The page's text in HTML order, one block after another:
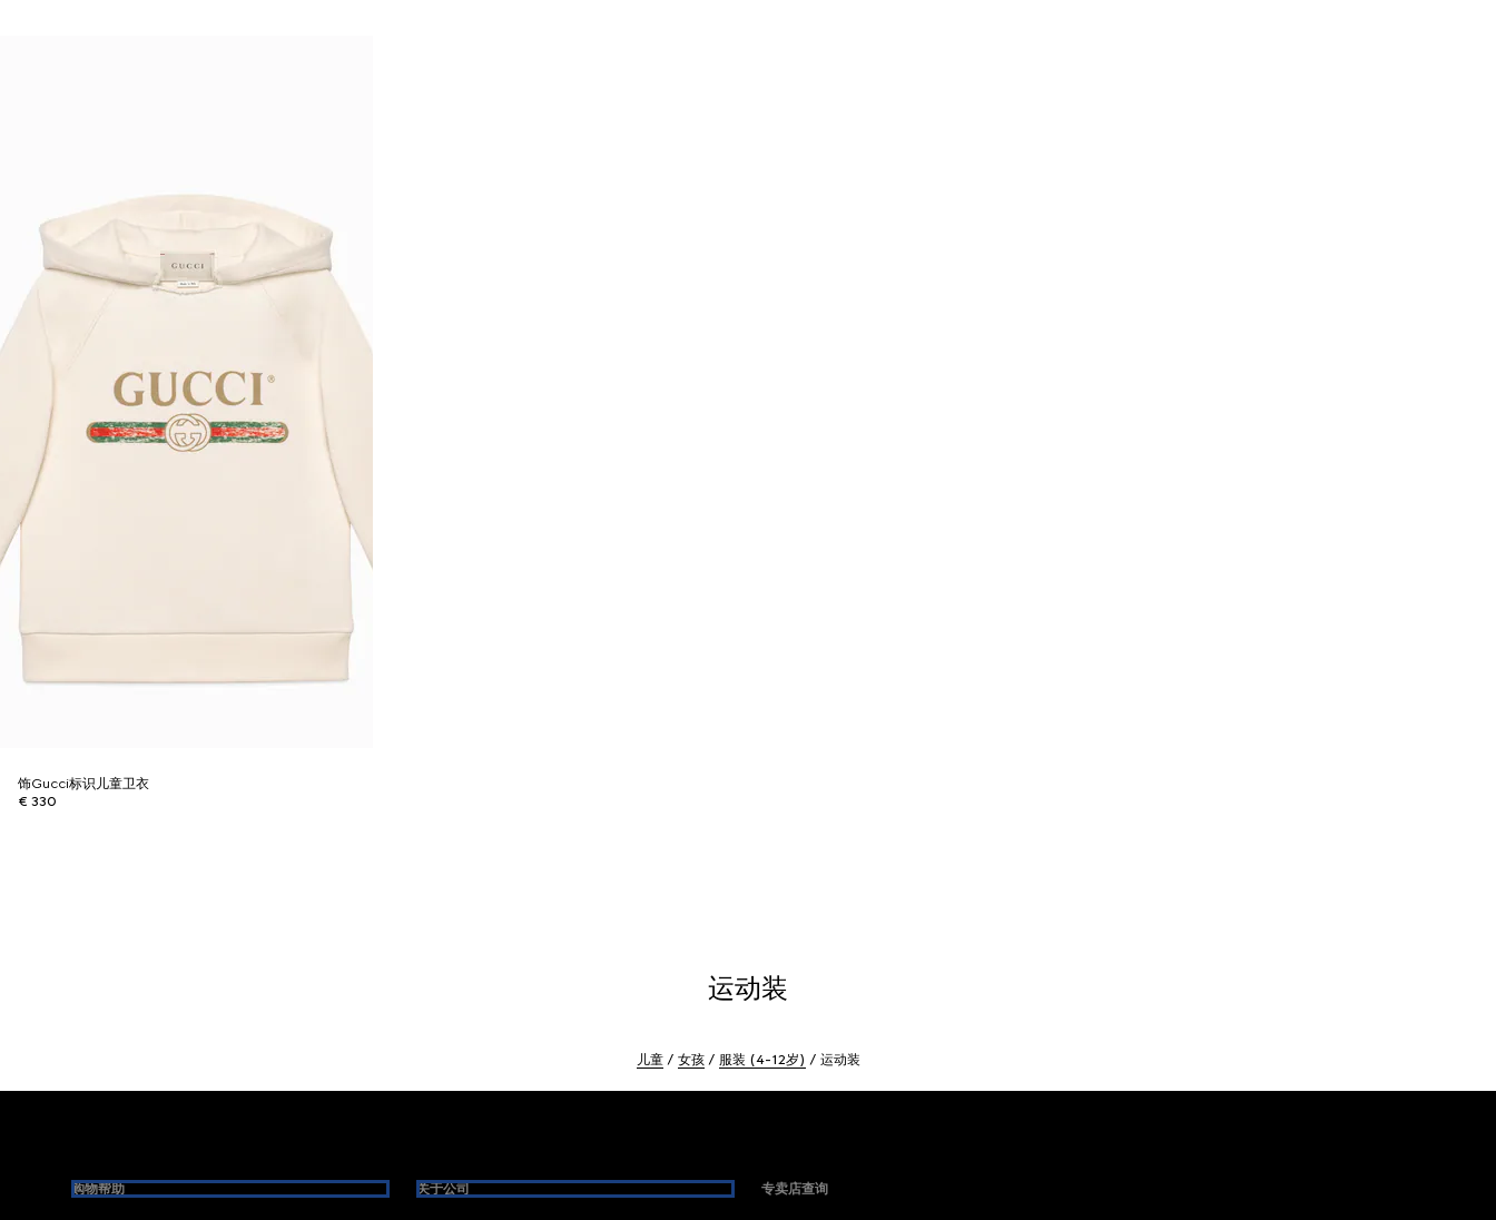
饰Gucci标识儿童卫衣
€ 330
运动装
儿童 女孩 服装 (4-12岁) 运动装
购物帮助 关于公司 专卖店查询